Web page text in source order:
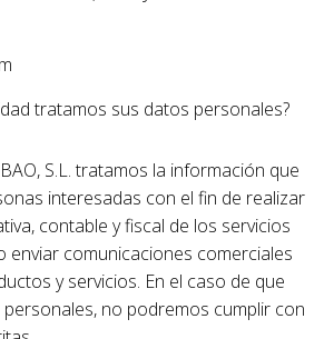
tratamos sus datos personales?
S.L. tratamos la información que
interesadas con el fin de realizar
contable y fiscal de los servicios
enviar comunicaciones comerciales
y servicios. En el caso de que
no podremos cumplir con